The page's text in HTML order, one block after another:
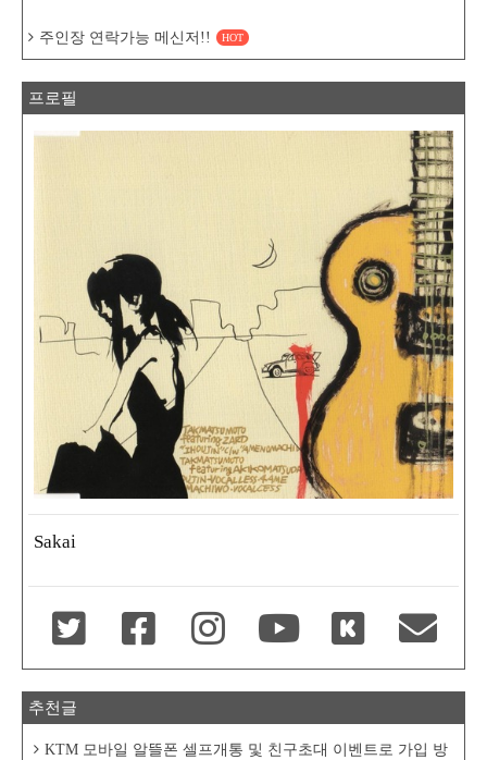
주인장 연락가능 메신저!! HOT
프로필
Sakai
추천글
KTM 모바일 알뜰폰 셀프개통 및 친구초대 이벤트로 가입 방